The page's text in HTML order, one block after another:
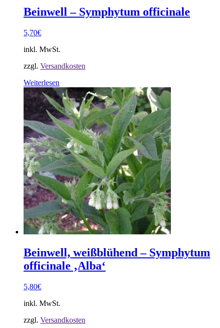
Beinwell – Symphytum officinale
5,70€
inkl. MwSt.
zzgl. Versandkosten
Weiterlesen
Beinwell, weißblühend – Symphytum
officinale ‚Alba‘
5,80€
inkl. MwSt.
zzgl. Versandkosten